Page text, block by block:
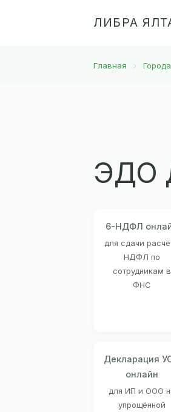
ЛИБРА
Главная Города
ЭДО
6-НДФЛ
для сдачи
НДФЛ по
сотрудникам в
ФНС
Декларация
онлайн
для ИП и ООО
упрощённой